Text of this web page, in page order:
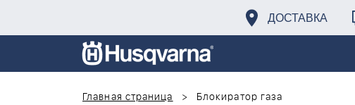
ДОСТАВКА
Главная страница
Блокиратор газа